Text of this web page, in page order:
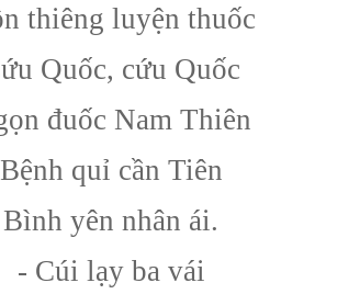
thiêng luyện thuốc
Quốc, cứu Quốc
đuốc Nam Thiên
Bệnh quỉ cần Tiên
Bình yên nhân ái.
- Cúi lạy ba vái